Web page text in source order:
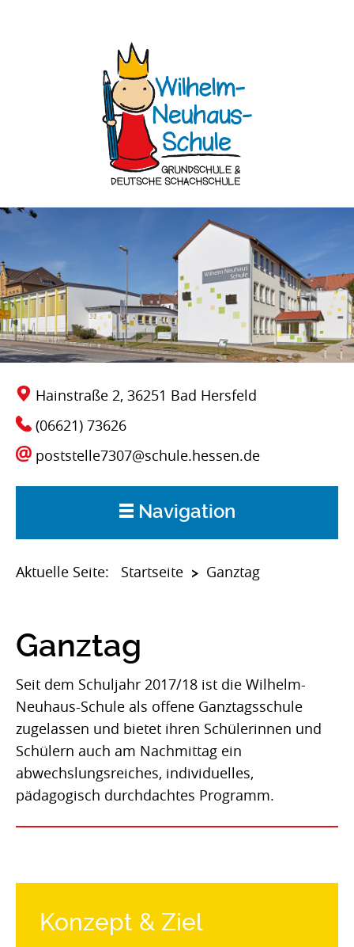
Hainstraße 2, 36251 Bad Hersfeld
(06621) 73626
poststelle7307@schule.hessen.de
Navigation
Start
Ganztag
Termine
Eltern
Aktuelle Seite: Startseite > Ganztag
Ganztag
Seit dem Schuljahr 2017/18 ist die Wilhelm-
Neuhaus-Schule als offene Ganztagsschule
zugelassen und bietet ihren Schülerinnen und
Schülern auch am Nachmittag ein
abwechslungsreiches, individuelles,
pädagogisch durchdachtes Programm.
Konzept & Ziel